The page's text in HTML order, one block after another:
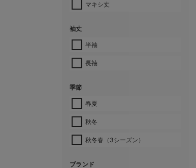
マキシ丈
袖丈
半袖
長袖
季節
春夏
秋冬
秋冬春（3シーズン）
ブランド